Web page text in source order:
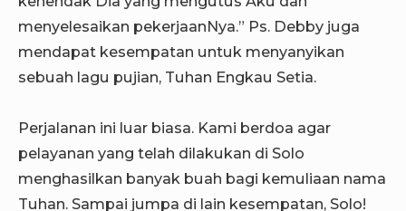
menyelesaikan pekerjaanNya.” Ps. Debby juga
mendapat kesempatan untuk menyanyikan
sebuah lagu pujian, Tuhan Engkau Setia.
Perjalanan ini luar biasa. Kami berdoa agar
pelayanan yang telah dilakukan di Solo
menghasilkan banyak buah bagi kemuliaan nama
Tuhan. Sampai jumpa di lain kesempatan, Solo!